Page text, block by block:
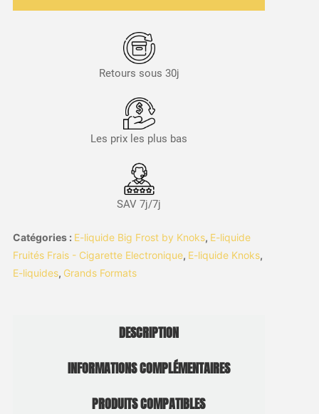
Retours sous 30j
Les prix les plus bas
SAV 7j/7j
Catégories : E-liquide Big Frost by Knoks, E-liquide
Fruités Frais - Cigarette Electronique, E-liquide Knoks,
E-liquides, Grands Formats
DESCRIPTION
INFORMATIONS COMPLÉMENTAIRES
PRODUITS COMPATIBLES